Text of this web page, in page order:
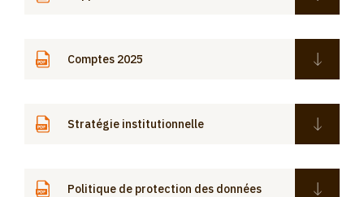
Comptes 2025
Stratégie institutionnelle
Politique de protection des données